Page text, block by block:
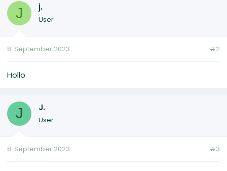
J j.
User
8. September 2023 #2
Hollo
J J.
User
8. September 2023 #3